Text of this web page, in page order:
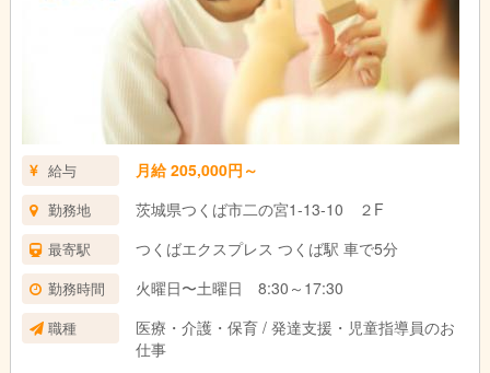
給与 月給 205,000円～
勤務地 茨城県つくば市二の宮1-13-10 ２F
最寄駅 つくばエクスプレス つくば駅 車で5分
勤務時間 火曜日〜土曜日 8:30～17:30
職種
医療・介護・保育 / 発達支援・児童指導員のお
仕事